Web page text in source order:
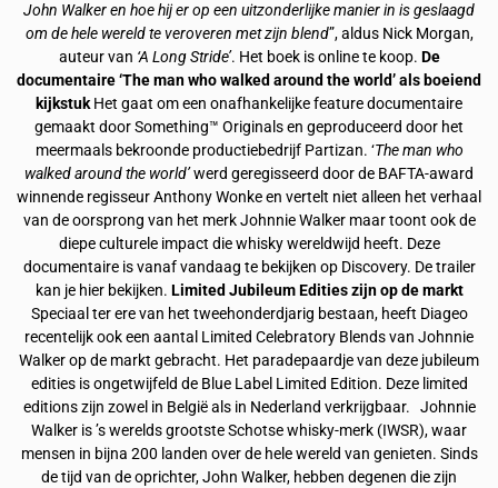
John Walker en hoe hij er op een uitzonderlijke manier in is geslaagd
om de hele wereld te veroveren met zijn blend”, aldus Nick Morgan,
auteur van ‘A Long Stride’. Het boek is online te koop. De
documentaire ‘The man who walked around the world’ als boeiend
kijkstukHet gaat om een onafhankelijke feature documentaire
gemaakt door Something™ Originals en geproduceerd door het
meermaals bekroonde productiebedrijf Partizan. ‘The man who
walked around the world’werd geregisseerd door de BAFTA-award
winnende regisseur Anthony Wonke en vertelt niet alleen het verhaal
van de oorsprong van het merk Johnnie Walker maar toont ook de
diepe culturele impact die whisky wereldwijd heeft. Deze
documentaire is vanaf vandaag te bekijken op Discovery. De trailer
kan je hier bekijken. Limited Jubileum Edities zijn op de markt
Speciaal ter ere van het tweehonderdjarig bestaan, heeft Diageo
recentelijk ook een aantal Limited Celebratory Blends van Johnnie
Walker op de markt gebracht. Het paradepaardje van deze jubileum
edities is ongetwijfeld de Blue Label Limited Edition. Deze limited
editions zijn zowel in België als in Nederland verkrijgbaar. Johnnie
Walker is ’s werelds grootste Schotse whisky-merk (IWSR), waar
mensen in bijna 200 landen over de hele wereld van genieten. Sinds
de tijd van de oprichter, John Walker, hebben degenen die zijn